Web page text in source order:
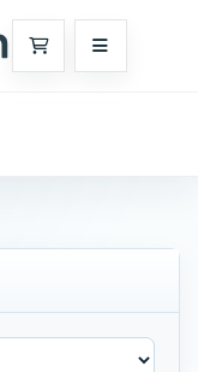
Coș de cumpărături